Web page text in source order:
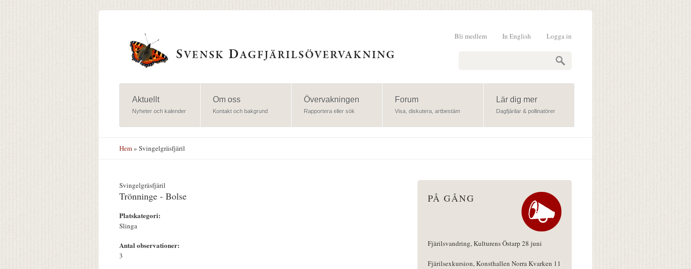
Logga in
In English
Bli medlem
Aktuellt
Nyheter och kalender
Om oss
Kontakt och bakgrund
Övervakningen
Rapportera eller sök
Forum
Visa, diskutera, artbestäm
Lär dig mer
Dagfjärilar & pollinatörer
Hem» Svingelgräsfjäril
Svingelgräsfjäril
Trönninge - Bolse
Platskategori:
Slinga
Antal observationer:
3
PÅ GÅNG
Fjärilsvandring, Kulturens Östarp 28 juni
Fjärilsexkursion, Konsthallen Norra Kvarken 11